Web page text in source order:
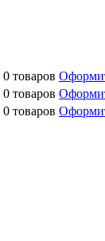
0 товаров
0 товаров
0 товаров